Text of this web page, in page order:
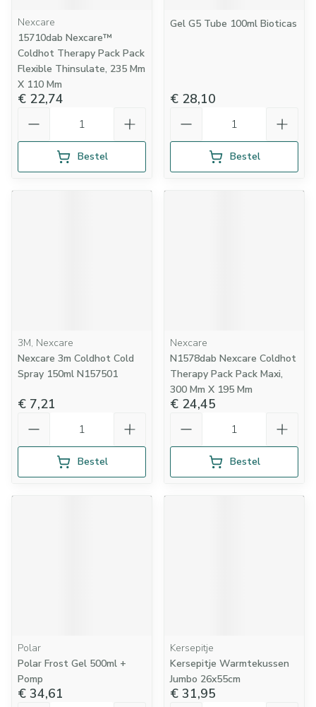
Nexcare
15710dab Nexcare™
Coldhot Therapy Pack Pack
Flexible Thinsulate, 235 Mm
X 110 Mm
€ 22,74
Bestel
Gel G5 Tube 100ml Bioticas
€ 28,10
Bestel
3M, Nexcare
Nexcare 3m Coldhot Cold
Spray 150ml N157501
€ 7,21
Bestel
Nexcare
N1578dab Nexcare Coldhot
Therapy Pack Pack Maxi,
300 Mm X 195 Mm
€ 24,45
Bestel
Polar
Polar Frost Gel 500ml +
Pomp
€ 34,61
Kersepitje
Kersepitje Warmtekussen
Jumbo 26x55cm
€ 31,95